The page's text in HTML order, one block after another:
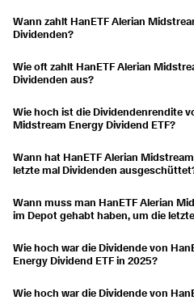
2023
Ausgezahlt
14.12.2023
Ausgezahlt
15.06.2023
2022
Ausgezahlt
15.12.2022
Ausgezahlt
16.06.2022
Wann zahlt HanETF Alerian
Dividenden?
September und Dezember Dividenden
Wie oft zahlt HanETF Alerian
Dividenden aus?
Wie hoch ist die Dividendenrendite
Midstream Energy Dividend ETF?
sind in den letzten 3 Jahren um 15,63
Wann hat HanETF Alerian
letzte mal Dividenden
Wann muss man HanETF Alerian
im Depot gehabt haben, um die
18.06.2026 im Depot gehabt, hätte
Wie hoch war die Dividende von
Energy Dividend ETF in 2025?
Dividende von 0,548 $ in 2025 aus.
Wie hoch war die Dividende von